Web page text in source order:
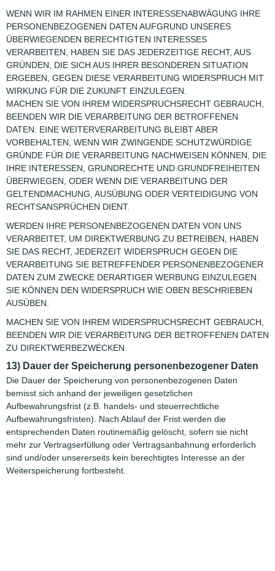
WENN WIR IM RAHMEN EINER INTERESSENABWÄGUNG IHRE
PERSONENBEZOGENEN DATEN AUFGRUND UNSERES
ÜBERWIEGENDEN BERECHTIGTEN INTERESSES
VERARBEITEN, HABEN SIE DAS JEDERZEITIGE RECHT, AUS
GRÜNDEN, DIE SICH AUS IHRER BESONDEREN SITUATION
ERGEBEN, GEGEN DIESE VERARBEITUNG WIDERSPRUCH MIT
WIRKUNG FÜR DIE ZUKUNFT EINZULEGEN.
MACHEN SIE VON IHREM WIDERSPRUCHSRECHT GEBRAUCH,
BEENDEN WIR DIE VERARBEITUNG DER BETROFFENEN
DATEN. EINE WEITERVERARBEITUNG BLEIBT ABER
VORBEHALTEN, WENN WIR ZWINGENDE SCHUTZWÜRDIGE
GRÜNDE FÜR DIE VERARBEITUNG NACHWEISEN KÖNNEN, DIE
IHRE INTERESSEN, GRUNDRECHTE UND GRUNDFREIHEITEN
ÜBERWIEGEN, ODER WENN DIE VERARBEITUNG DER
GELTENDMACHUNG, AUSÜBUNG ODER VERTEIDIGUNG VON
RECHTSANSPRÜCHEN DIENT.
WERDEN IHRE PERSONENBEZOGENEN DATEN VON UNS
VERARBEITET, UM DIREKTWERBUNG ZU BETREIBEN, HABEN
SIE DAS RECHT, JEDERZEIT WIDERSPRUCH GEGEN DIE
VERARBEITUNG SIE BETREFFENDER PERSONENBEZOGENER
DATEN ZUM ZWECKE DERARTIGER WERBUNG EINZULEGEN.
SIE KÖNNEN DEN WIDERSPRUCH WIE OBEN BESCHRIEBEN
AUSÜBEN.
MACHEN SIE VON IHREM WIDERSPRUCHSRECHT GEBRAUCH,
BEENDEN WIR DIE VERARBEITUNG DER BETROFFENEN DATEN
ZU DIREKTWERBEZWECKEN.
13) Dauer der Speicherung personenbezogener Daten
Die Dauer der Speicherung von personenbezogenen Daten
bemisst sich anhand der jeweiligen gesetzlichen
Aufbewahrungsfrist (z.B. handels- und steuerrechtliche
Aufbewahrungsfristen). Nach Ablauf der Frist werden die
entsprechenden Daten routinemäßig gelöscht, sofern sie nicht
mehr zur Vertragserfüllung oder Vertragsanbahnung erforderlich
sind und/oder unsererseits kein berechtigtes Interesse an der
Weiterspeicherung fortbesteht.